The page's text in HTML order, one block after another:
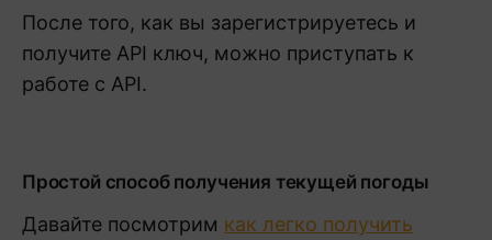
После того, как вы зарегистрируетесь и
получите API ключ, можно приступать к
работе с API.
Простой способ получения текущей погоды
Давайте посмотрим как легко получить